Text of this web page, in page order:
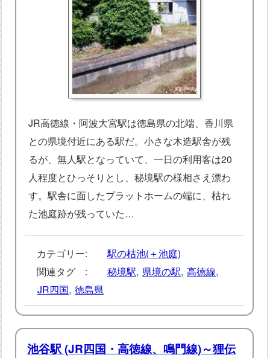
JR高徳線・阿波大宮駅は徳島県の北端、香川県
との県境付近にある駅だ。小さな木造駅舎が残
るが、無人駅となっていて、一日の利用客は20
人程度とひっそりとし、秘境駅の様相さえ漂わ
す。駅舎に面したプラットホームの端に、枯れ
た池庭跡が残っていた…
カテゴリー:
駅の枯池(＋池庭)
関連タグ :
秘境駅, 県境の駅, 高徳線,
JR四国, 徳島県
池谷駅 (JR四国・高徳線、鳴門線)～狸伝